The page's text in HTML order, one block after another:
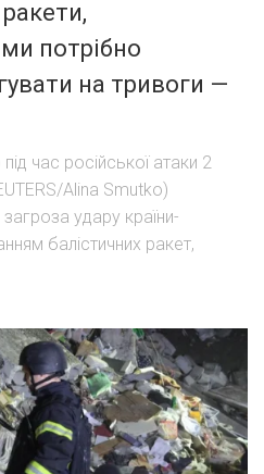
потрібно
на тривоги —
час російської атаки 2
Alina Smutko)
удару країни-
балістичних ракет,